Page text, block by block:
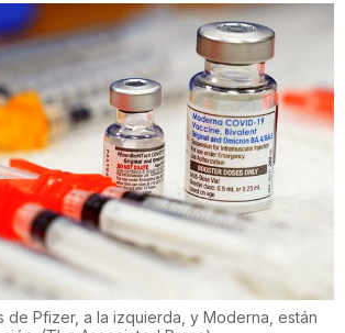
de Pfizer, a la izquierda, y Moderna, están